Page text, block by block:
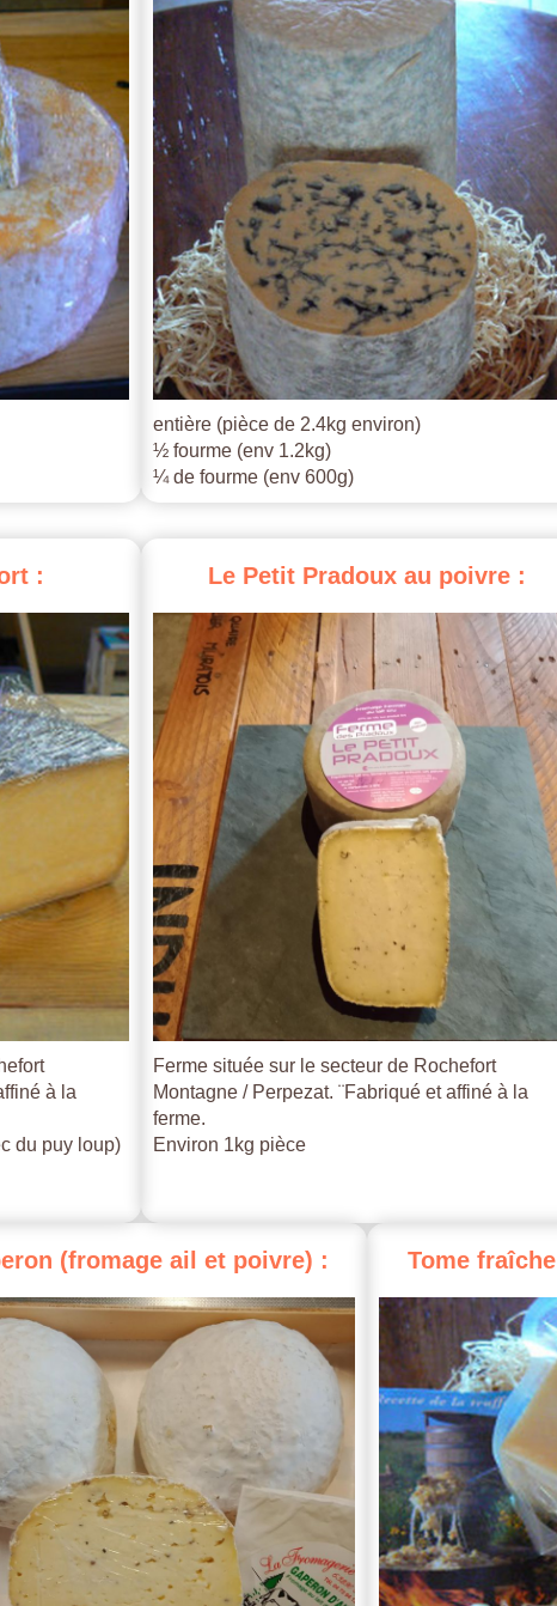
entière (pièce de 2.4kg environ)
½ fourme (env 1.2kg)
¼ de fourme (env 600g)
:
à la
du puy loup)
Le Petit Pradoux au poivre :
Ferme située sur le secteur de Rochefort
Montagne / Perpezat. ¨Fabriqué et affiné à la
ferme.
Environ 1kg pièce
(fromage ail et poivre) : Tome fraîche